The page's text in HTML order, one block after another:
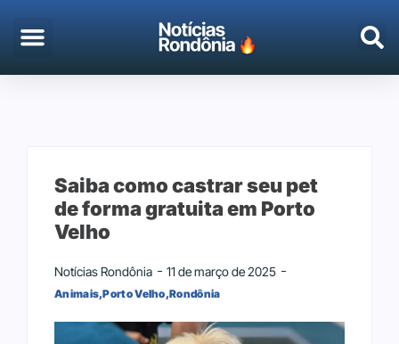
Saiba como castrar seu pet
de forma gratuita em Porto
Velho
Notícias Rondônia 11 de março de 2025
Animais,Porto Velho,Rondônia